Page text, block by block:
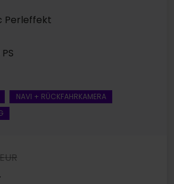
Perleffekt
NAVI + RÜCKFAHRKAMERA